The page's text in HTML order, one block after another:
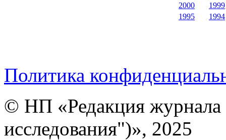
2000
1999
1995
1994
Политика
© НП «Редакция
исследования")», 2025